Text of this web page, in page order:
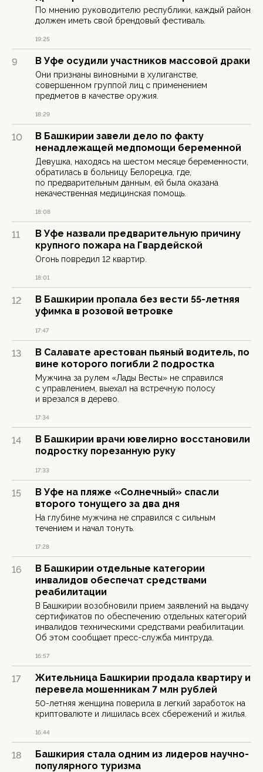
По мнению руководителю республики, каждый район
должен иметь свой брендовый фестиваль.
19:25
9 В Уфе осудили участников массовой драки
Они признаны виновными в хулиганстве,
совершенном группой лиц с применением
предметов в качестве оружия.
18:29
10
В Башкирии завели дело по факту
ненадлежащей медпомощи беременной
Девушка, находясь на шестом месяце беременности,
обратилась в больницу Белорецка, где,
по предварительным данным, ей была оказана
некачественная медицинская помощь.
18:08
11
В Уфе назвали предварительную причину
крупного пожара на Гвардейской
Огонь повредил 12 квартир.
18:01
12
В Башкирии пропала без вести 55-летняя
уфимка в розовой ветровке
17:47
13
В Салавате арестован пьяный водитель, по
вине которого погибли 2 подростка
Мужчина за рулем «Лады Весты» не справился
с управлением, выехал на встречную полосу
и врезался в дерево.
17:34
14
В Башкирии врачи ювелирно восстановили
подростку порезанную руку
17:33
15
В Уфе на пляже «Солнечный» спасли
второго тонущего за два дня
На глубине мужчина не справился с сильным
течением и начал тонуть.
17:28
16
В Башкирии отдельные категории
инвалидов обеспечат средствами
реабилитации
В Башкирии возобновили прием заявлений на выдачу
сертификатов по обеспечению отдельных категорий
инвалидов техническими средствами реабилитации.
Об этом сообщает пресс-служба минтруда.
16:57
17
Жительница Башкирии продала квартиру и
перевела мошенникам 7 млн рублей
50-летняя женщина поверила в легкий заработок на
криптовалюте и лишилась всех сбережений и жилья.
16:44
18
Башкирия стала одним из лидеров научно-
популярного туризма